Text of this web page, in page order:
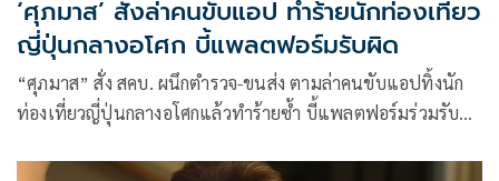
‘ศุภมาส’ สั่งล่าคนขับแอป ทำร้ายนักท่องเที่ยว
ญี่ปุ่นกลางอโศก บี้แพลตฟอร์มรับผิด
“ศุภมาส” สั่ง สคบ. ผนึกตำรวจ-ขนส่ง ตามล่าคนขับแอปทิ้งนัก
ท่องเที่ยวญี่ปุ่นกลางอโศกแล้วทำร้ายซ้ำ บี้แพลตฟอร์มร่วมรับผิด